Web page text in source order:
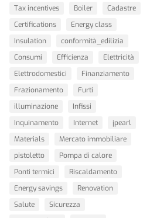
Tax incentives
Boiler
Cadastre
Certifications
Energy class
Insulation
conformità_edilizia
Consumi
Efficienza
Elettricità
Elettrodomestici
Finanziamento
Frazionamento
Furti
illuminazione
Infissi
Inquinamento
Internet
jpearl
Materials
Mercato immobiliare
pistoletto
Pompa di calore
Ponti termici
Riscaldamento
Energy savings
Renovation
Salute
Sicurezza